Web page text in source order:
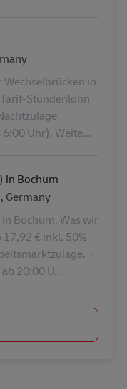
in
Stundenlohn
Uhr). Weite...
in Bochum
Germany
Bochum. Was wir
€ inkl. 50%
+
20:00 U...